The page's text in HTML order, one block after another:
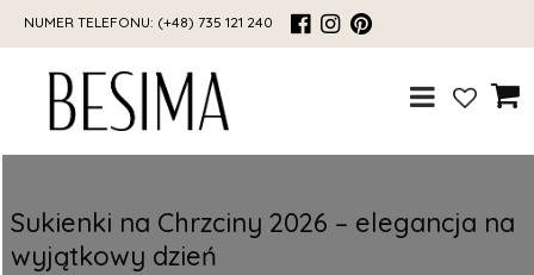
NUMER TELEFONU: (+48) 735 121 240
Sukienki na Chrzciny 2026 – elegancja na
wyjątkowy dzień